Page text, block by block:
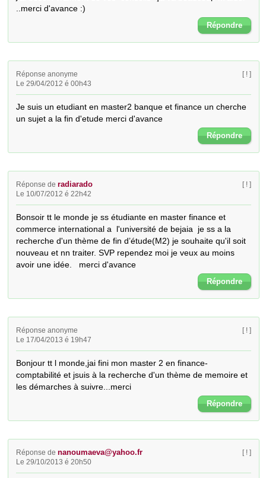
..merci d'avance :)
Répondre
Réponse anonyme
Le 29/04/2012 é 00h43
[ ! ]
Je suis un etudiant en master2 banque et finance un cherche
un sujet a la fin d'etude merci d'avance
Répondre
Réponse deradiarado
Le 10/07/2012 é 22h42
[ ! ]
Bonsoir tt le monde je ss étudiante en master finance et
commerce international a  l'université de bejaia  je ss a la
recherche d'un thème de fin d’étude(M2) je souhaite qu'il soit
nouveau et nn traiter. SVP rependez moi je veux au moins
avoir une idée.   merci d'avance
Répondre
Réponse anonyme
Le 17/04/2013 é 19h47
[ ! ]
Bonjour tt l monde,jai fini mon master 2 en finance-
comptabilité et jsuis à la recherche d'un thème de memoire et
les démarches à suivre...merci
Répondre
Réponse denanoumaeva@yahoo.fr
Le 29/10/2013 é 20h50
[ ! ]